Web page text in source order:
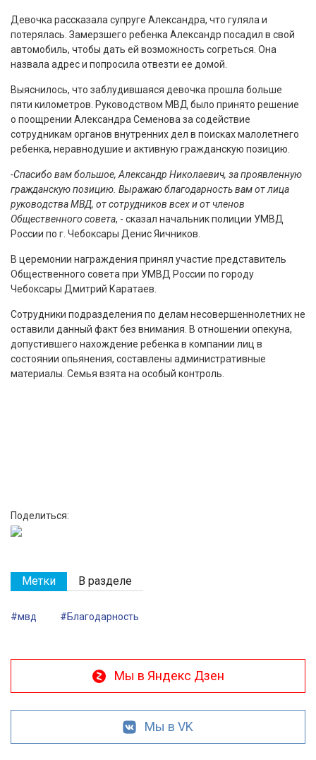
Девочка рассказала супруге Александра, что гуляла и
потерялась. Замерзшего ребенка Александр посадил в свой
автомобиль, чтобы дать ей возможность согреться. Она
назвала адрес и попросила отвезти ее домой.
Выяснилось, что заблудившаяся девочка прошла больше
пяти километров. Руководством МВД было принято решение
о поощрении Александра Семенова за содействие
сотрудникам органов внутренних дел в поисках малолетнего
ребенка, неравнодушие и активную гражданскую позицию.
-Спасибо вам большое, Александр Николаевич, за проявленную
гражданскую позицию. Выражаю благодарность вам от лица
руководства МВД, от сотрудников всех и от членов
Общественного совета, - сказал начальник полиции УМВД
России по г. Чебоксары Денис Яичников.
В церемонии награждения принял участие представитель
Общественного совета при УМВД России по городу
Чебоксары Дмитрий Каратаев.
Сотрудники подразделения по делам несовершеннолетних не
оставили данный факт без внимания. В отношении опекуна,
допустившего нахождение ребенка в компании лиц в
состоянии опьянения, составлены административные
материалы. Семья взята на особый контроль.
Поделиться:
Метки В разделе
#мвд #Благодарность
Мы в Яндекс Дзен
Мы в VK